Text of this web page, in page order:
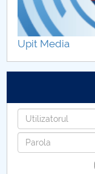
Propuneri
Upit Media
Utilizatorul
Parola